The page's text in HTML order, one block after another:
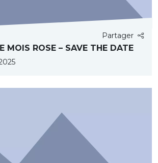
Partager
MOIS ROSE – SAVE THE DATE